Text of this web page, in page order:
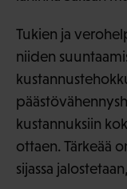
Tukien ja
niiden
kustannuksiin
ottaen. Tärkeää
sijassa